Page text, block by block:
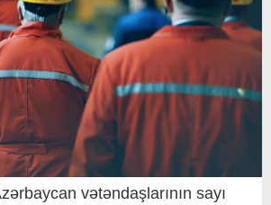
vətəndaşlarının sayı